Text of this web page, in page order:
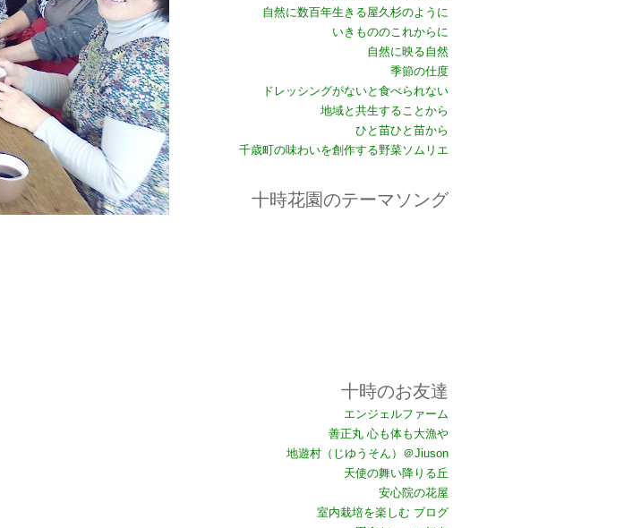
自然に数百年生きる屋久杉のように
いきもののこれからに
自然に映る自然
季節の仕度
ドレッシングがないと食べられない
地域と共生することから
ひと苗ひと苗から
千歳町の味わいを創作する野菜ソムリエ
十時花園のテーマソング
十時のお友達
エンジェルファーム
善正丸 心も体も大漁や
地遊村（じゆうそん）＠Jiuson
天使の舞い降りる丘
安心院の花屋
室内栽培を楽しむ ブログ